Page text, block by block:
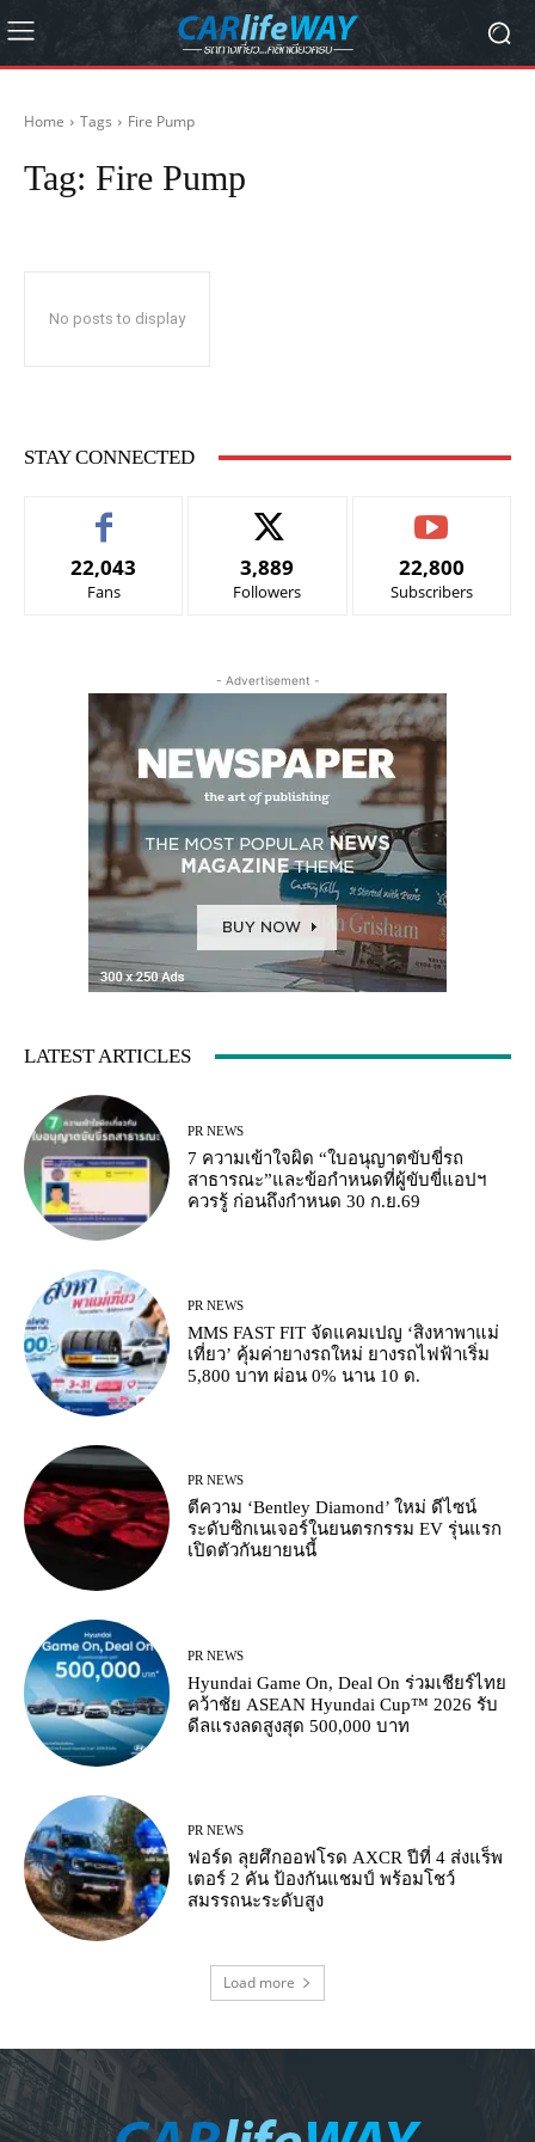
Home Tags Fire Pump
Tag: Fire Pump
No posts to display
STAY CONNECTED
22,043
Fans
3,889
Followers
22,800
Subscribers
- Advertisement -
LATEST ARTICLES
PR NEWS
7 ความเข้าใจผิด “ใบอนุญาตขับขี่รถ
สาธารณะ”และข้อกำหนดที่ผู้ขับขี่แอปฯ
ควรรู้ ก่อนถึงกำหนด 30 ก.ย.69
PR NEWS
MMS FAST FIT จัดแคมเปญ ‘สิงหาพาแม่
เที่ยว’ คุ้มค่ายางรถใหม่ ยางรถไฟฟ้าเริ่ม
5,800 บาท ผ่อน 0% นาน 10 ด.
PR NEWS
ตีความ ‘Bentley Diamond’ ใหม่ ดีไซน์
ระดับซิกเนเจอร์ในยนตรกรรม EV รุ่นแรก
เปิดตัวกันยายนนี้
PR NEWS
Hyundai Game On, Deal On ร่วมเชียร์ไทย
คว้าชัย ASEAN Hyundai Cup™ 2026 รับ
ดีลแรงลดสูงสุด 500,000 บาท
PR NEWS
ฟอร์ด ลุยศึกออฟโรด AXCR ปีที่ 4 ส่งแร็พ
เตอร์ 2 คัน ป้องกันแชมป์ พร้อมโชว์
สมรรถนะระดับสูง
Load more